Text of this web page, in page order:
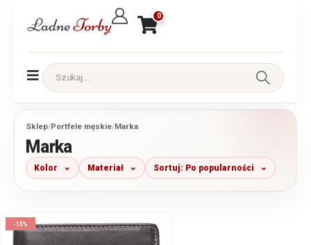
0
Sklep/Portfele męskie/Marka
Marka
Kolor Materiał Sortuj: Po popularności
-13%